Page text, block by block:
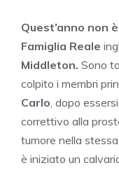
Quest’anno non
Famiglia Reale
Middleton. Sono
colpito i membri
Carlo, dopo
correttivo alla
tumore nella
è iniziato un